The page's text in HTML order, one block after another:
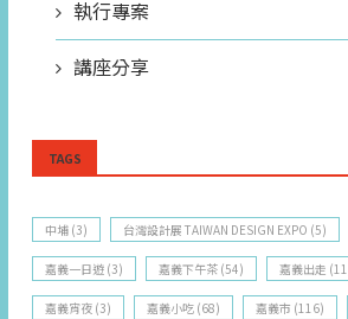
執行專案
講座分享
TAGS
中埔 (3) 台灣設計展 TAIWAN DESIGN EXPO (5)
嘉義一日遊 (3) 嘉義下午茶 (54) 嘉義出走
嘉義宵夜 (3) 嘉義小吃 (68) 嘉義市 (116)